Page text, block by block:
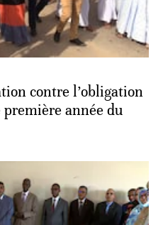
contre l’obligation
première année du